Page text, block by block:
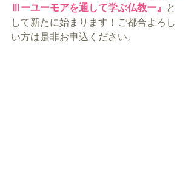
Ⅲーユーモアを通して学ぶ仏教ー』 と
して新たに始まります！ご都合よろし
い方は是非お申込ください。